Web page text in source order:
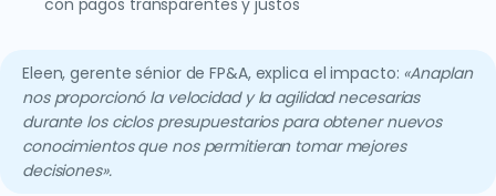
con pagos transparentes y justos
Eleen, gerente sénior de FP&A, explica el impacto: «Anaplan
nos proporcionó la velocidad y la agilidad necesarias
durante los ciclos presupuestarios para obtener nuevos
conocimientos que nos permitieran tomar mejores
decisiones».